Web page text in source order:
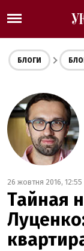
БЛОГИ
26 жовтня 2016, 12:55
Тайная